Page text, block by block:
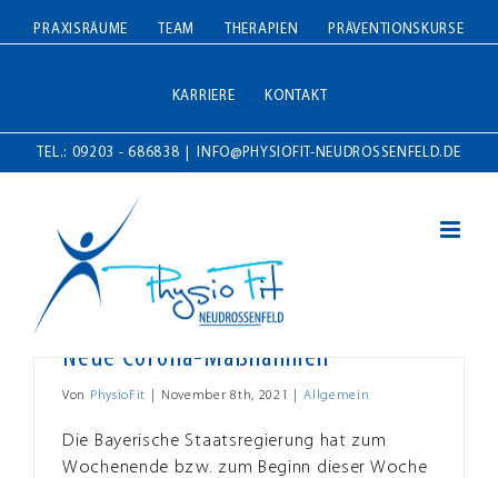
Inhalt
PRAXISRÄUME TEAM THERAPIEN PRÄVENTIONSKURSE
KARRIERE KONTAKT
TEL.: 09203 - 686838 INFO@PHYSIOFIT-NEUDROSSENFELD.DE
Neue Corona-Maßnahmen
Von PhysioFit November 8th, 2021 Allgemein
Die Bayerische Staatsregierung hat zum
Wochenende bzw. zum Beginn dieser Woche